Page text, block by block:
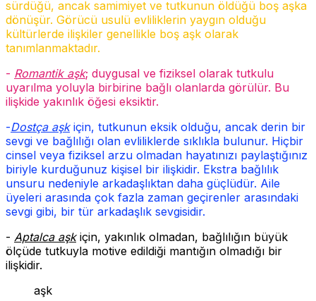
sürdüğü, ancak samimiyet ve tutkunun öldüğü boş aşka
dönüşür. Görücü usulü evliliklerin yaygın olduğu
kültürlerde ilişkiler genellikle boş aşk olarak
tanımlanmaktadır.
- Romantik aşk; duygusal ve fiziksel olarak tutkulu
uyarılma yoluyla birbirine bağlı olanlarda görülür. Bu
ilişkide yakınlık öğesi eksiktir.
-Dostça aşkiçin, tutkunun eksik olduğu, ancak derin bir
sevgi ve bağlılığı olan evliliklerde sıklıkla bulunur. Hiçbir
cinsel veya fiziksel arzu olmadan hayatınızı paylaştığınız
biriyle kurduğunuz kişisel bir ilişkidir. Ekstra bağlılık
unsuru nedeniyle arkadaşlıktan daha güçlüdür. Aile
üyeleri arasında çok fazla zaman geçirenler arasındaki
sevgi gibi, bir tür arkadaşlık sevgisidir.
- Aptalca aşkiçin, yakınlık olmadan, bağlılığın büyük
ölçüde tutkuyla motive edildiği mantığın olmadığı bir
ilişkidir.
aşk